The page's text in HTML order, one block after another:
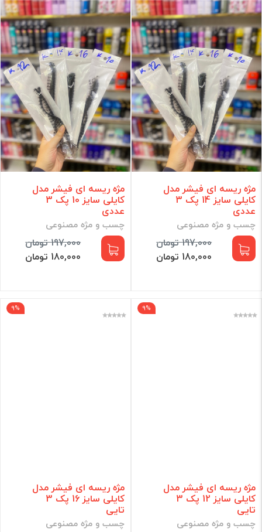
کیف و ابزار آرایشی
ادکلن و اسپری
رنگ و اکسیدان مو
لوازم برقی
مراقبت مو
مراقبت پوست
آرایش ناخن
مراقبت شخصی
آرایشی
مکمل و مولتی ویتامین
برند
فقط کالاهای موجود
فیلتر براساس قیمت :
قیمت:0 - 105,350,000 تومان
مژه ریسه ای فیشر مدل
کایلی سایز 14 پک 3
عددی
چسب و مژه مصنوعی
197,000 تومان
180,000 تومان
مژه ریسه ای فیشر مدل
کایلی سایز 10 پک 3
عددی
چسب و مژه مصنوعی
197,000 تومان
180,000 تومان
9%
مژه ریسه ای فیشر مدل
کایلی سایز 12 پک 3
تایی
چسب و مژه مصنوعی
9%
مژه ریسه ای فیشر مدل
کایلی سایز 16 پک 3
تایی
چسب و مژه مصنوعی